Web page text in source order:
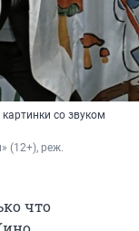
со звуком
(12+), реж.
что